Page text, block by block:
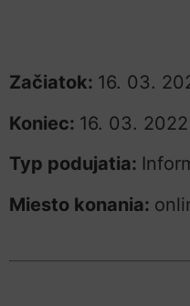
Začiatok: 16. 03.
Koniec: 16. 03.
Typ podujatia:
Miesto konania: